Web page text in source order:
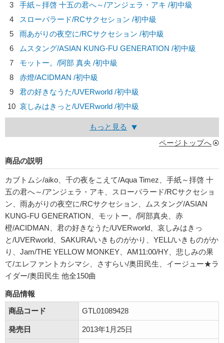
3
手紙～拝啓 十五の君へ～/アンジェラ・アキ /初中級
4
スローバラード/RCサクセション /初中級
5
雨あがりの夜空に/RCサクセション /初中級
6
ムスタング/ASIAN KUNG-FU GENERATION /初中級
7
モットー。/阿部 真央 /初中級
8
赤燈/ACIDMAN /初中級
9
君の好きなうた/UVERworld /初中級
10 哀しみはきっと/UVERworld /初中級
もっと見る
ページトップへ
商品の説明
カブトムシ/aiko、千の夜をこえて/Aqua Timez、手紙～拝啓 十
五の君へ～/アンジェラ・アキ、スローバラード/RCサクセショ
ン、雨あがりの夜空に/RCサクセション、ムスタング/ASIAN
KUNG-FU GENERATION、モットー。/阿部真央、赤
橙/ACIDMAN、君の好きなうた/UVERworld、哀しみはきっ
と/UVERworld、SAKURA/いきものがかり、YELL/いきものがか
り、Jam/THE YELLOW MONKEY、AM11:00/HY、悲しみの果
て/エレファントカシマシ、さすらい/奥田民生、イージュー★ラ
イダー/奥田民生 他全150曲
商品情報
商品コード
GTL01089428
発売日 2013年1月25日